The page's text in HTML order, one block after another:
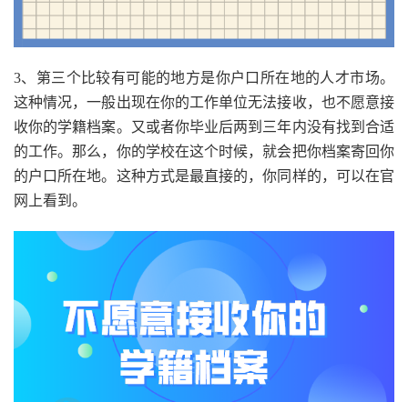
3、第三个比较有可能的地方是你户口所在地的人才市场。
这种情况，一般出现在你的工作单位无法接收，也不愿意接
收你的学籍档案。又或者你毕业后两到三年内没有找到合适
的工作。那么，你的学校在这个时候，就会把你档案寄回你
的户口所在地。这种方式是最直接的，你同样的，可以在官
网上看到。